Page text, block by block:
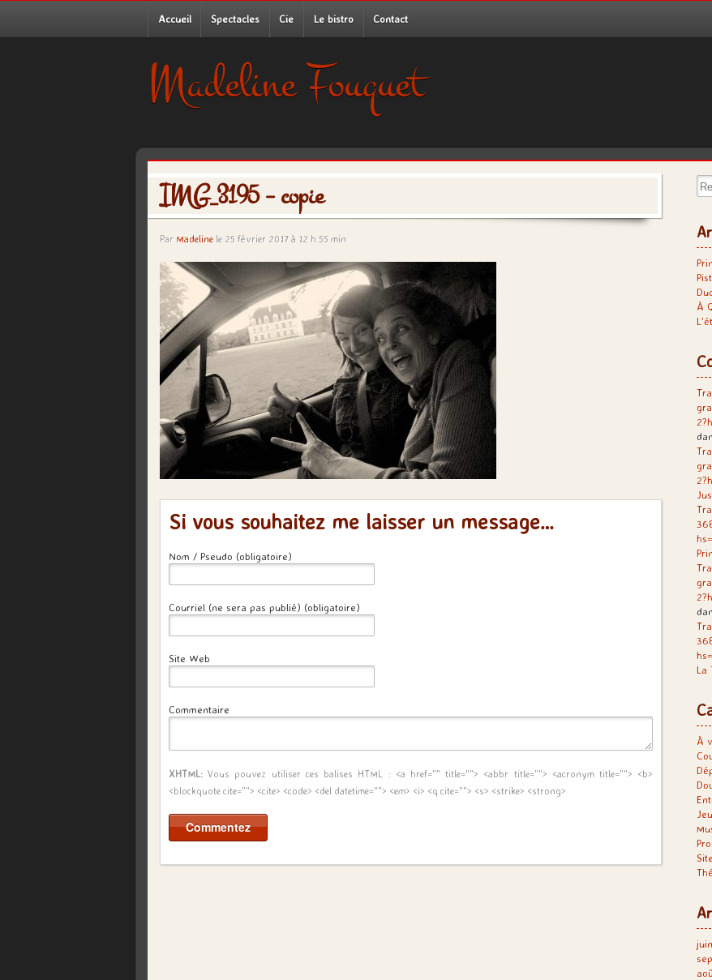
Accueil Spectacles Cie Le bistro Contact
Madeline Fouquet
IMG_3195 – copie
Par Madeline le 25 février 2017 à 12 h 55 min
Si vous souhaitez me laisser un message…
Nom / Pseudo (obligatoire)
Courriel (ne sera pas publié) (obligatoire)
Site Web
Commentaire
XHTML: Vous pouvez utiliser ces balises HTML : <a href="" title=""> <abbr title=""> <acronym title=""> <b>
<blockquote cite=""> <cite> <code> <del datetime=""> <em> <i> <q cite=""> <s> <strike> <strong>
À
La
À
Site